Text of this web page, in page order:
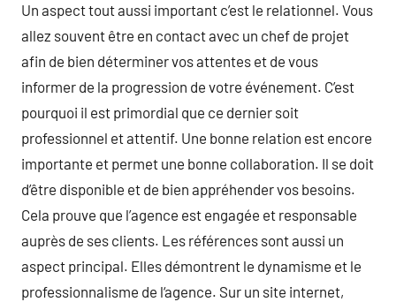
Un aspect tout aussi important c’est le relationnel. Vous
allez souvent être en contact avec un chef de projet
afin de bien déterminer vos attentes et de vous
informer de la progression de votre événement. C’est
pourquoi il est primordial que ce dernier soit
professionnel et attentif. Une bonne relation est encore
importante et permet une bonne collaboration. Il se doit
d’être disponible et de bien appréhender vos besoins.
Cela prouve que l’agence est engagée et responsable
auprès de ses clients. Les références sont aussi un
aspect principal. Elles démontrent le dynamisme et le
professionnalisme de l‘agence. Sur un site internet,